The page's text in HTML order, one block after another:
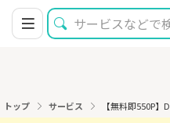
トップ サービス 【無料即550P